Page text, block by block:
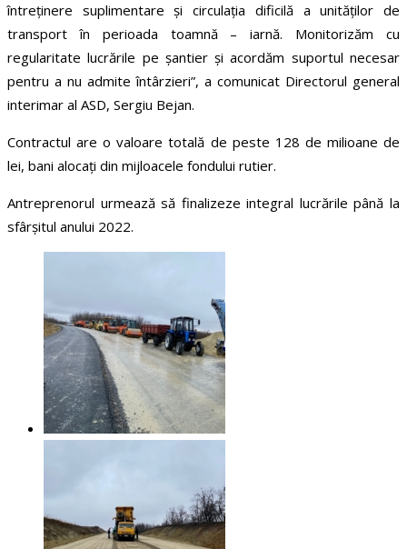
întreținere suplimentare și circulația dificilă a unităților de
transport în perioada toamnă – iarnă. Monitorizăm cu
regularitate lucrările pe șantier și acordăm suportul necesar
pentru a nu admite întârzieri”, a comunicat Directorul general
interimar al ASD, Sergiu Bejan.
Contractul are o valoare totală de peste 128 de milioane de
lei, bani alocați din mijloacele fondului rutier.
Antreprenorul urmează să finalizeze integral lucrările până la
sfârșitul anului 2022.